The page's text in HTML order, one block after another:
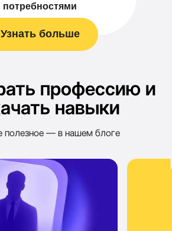
потребностями
Узнать больше
профессию и
навыки
полезное — в нашем блоге